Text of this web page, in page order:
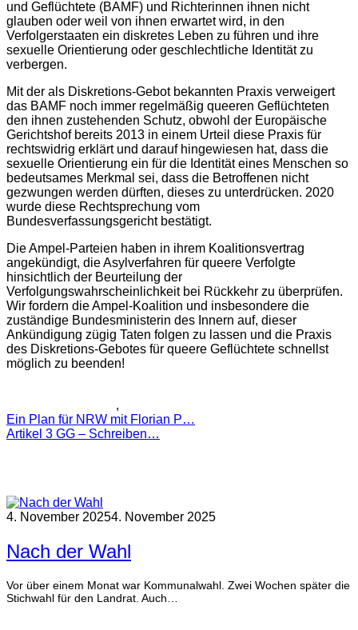
und Geflüchtete (BAMF) und Richterinnen ihnen nicht
glauben oder weil von ihnen erwartet wird, in den
Verfolgerstaaten ein diskretes Leben zu führen und ihre
sexuelle Orientierung oder geschlechtliche Identität zu
verbergen.
Mit der als Diskretions-Gebot bekannten Praxis verweigert
das BAMF noch immer regelmäßig queeren Geflüchteten
den ihnen zustehenden Schutz, obwohl der Europäische
Gerichtshof bereits 2013 in einem Urteil diese Praxis für
rechtswidrig erklärt und darauf hingewiesen hat, dass die
sexuelle Orientierung ein für die Identität eines Menschen so
bedeutsames Merkmal sei, dass die Betroffenen nicht
gezwungen werden dürften, dieses zu unterdrücken. 2020
wurde diese Rechtsprechung vom
Bundesverfassungsgericht bestätigt.
Die Ampel-Parteien haben in ihrem Koalitionsvertrag
angekündigt, die Asylverfahren für queere Verfolgte
hinsichtlich der Beurteilung der
Verfolgungswahrscheinlichkeit bei Rückkehr zu überprüfen.
Wir fordern die Ampel-Koalition und insbesondere die
zuständige Bundesministerin des Innern auf, dieser
Ankündigung zügig Taten folgen zu lassen und die Praxis
des Diskretions-Gebotes für queere Geflüchtete schnellst
möglich zu beenden!
,
Ein Plan für NRW mit Florian P…
Artikel 3 GG – Schreiben…
4. November 20254. November 2025
Nach der Wahl
Vor über einem Monat war Kommunalwahl. Zwei Wochen später die
Stichwahl für den Landrat. Auch…